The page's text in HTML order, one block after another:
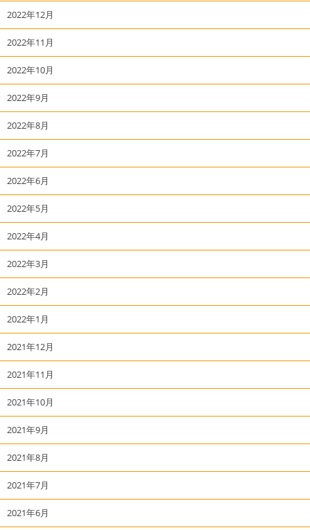
2022年12月
2022年11月
2022年10月
2022年9月
2022年8月
2022年7月
2022年6月
2022年5月
2022年4月
2022年3月
2022年2月
2022年1月
2021年12月
2021年11月
2021年10月
2021年9月
2021年8月
2021年7月
2021年6月